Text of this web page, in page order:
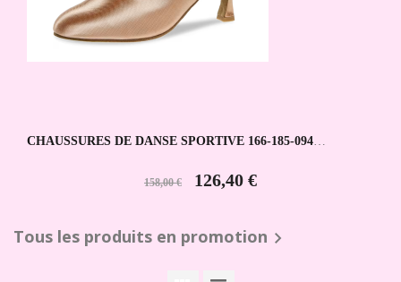
CHAUSSURES DE DANSE SPORTIVE 166-185-094
158,00 € 126,40 €
Tous les produits en promotion 